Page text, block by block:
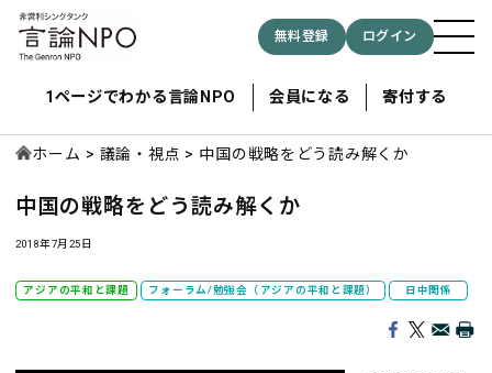
無料登録 ログイン
1ページでわかる言論NPO 会員になる 寄付する
ホーム 議論・視点 中国の戦略をどう読み解くか
中国の戦略をどう読み解くか
2018年7月25日
アジアの平和と課題 フォーラム/勉強会（アジアの平和と課題） 日中関係